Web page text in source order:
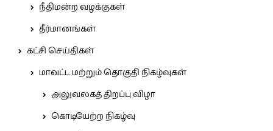
நீதிமன்ற வழக்குகள்
தீர்மானங்கள்
கட்சி செய்திகள்
மாவட்ட மற்றும் தொகுதி நிகழ்வுகள்
அலுவலகத் திறப்பு விழா
கொடியேற்ற நிகழ்வு